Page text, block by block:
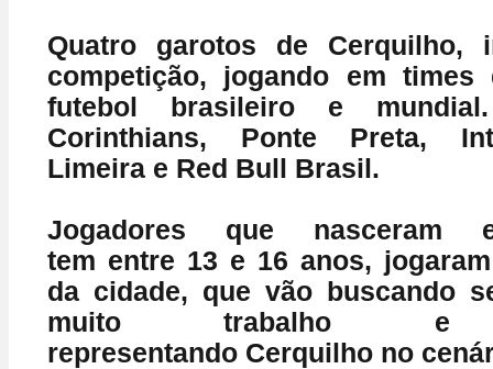
Quatro garotos de Cerquilho,
competição, jogando em
futebol brasileiro e
Corinthians, Ponte Preta,
Limeira e Red Bull Brasil.
Jogadores que nasceram
tem entre 13 e 16 anos,
da cidade, que vão buscando
muito trabalho e
representando Cerquilho no